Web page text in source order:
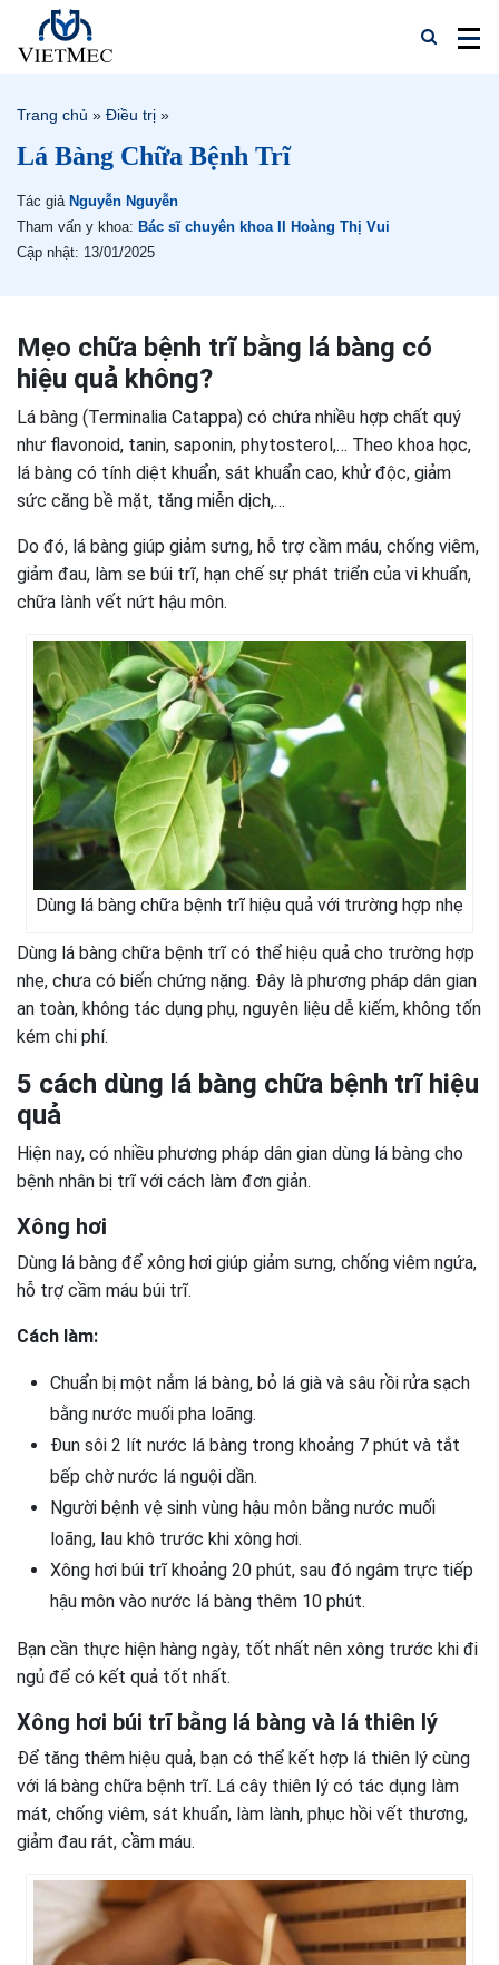
Trang chủ » Điều trị »
Lá Bàng Chữa Bệnh Trĩ
Tác giả Nguyễn Nguyễn
Tham vấn y khoa: Bác sĩ chuyên khoa II Hoàng Thị Vui
Cập nhật: 13/01/2025
Mẹo chữa bệnh trĩ bằng lá bàng có
hiệu quả không?
Lá bàng (Terminalia Catappa) có chứa nhiều hợp chất quý
như flavonoid, tanin, saponin, phytosterol,… Theo khoa học,
lá bàng có tính diệt khuẩn, sát khuẩn cao, khử độc, giảm
sức căng bề mặt, tăng miễn dịch,…
Do đó, lá bàng giúp giảm sưng, hỗ trợ cầm máu, chống viêm,
giảm đau, làm se búi trĩ, hạn chế sự phát triển của vi khuẩn,
chữa lành vết nứt hậu môn.
Dùng lá bàng chữa bệnh trĩ hiệu quả với trường hợp nhẹ
Dùng lá bàng chữa bệnh trĩ có thể hiệu quả cho trường hợp
nhẹ, chưa có biến chứng nặng. Đây là phương pháp dân gian
an toàn, không tác dụng phụ, nguyên liệu dễ kiếm, không tốn
kém chi phí.
5 cách dùng lá bàng chữa bệnh trĩ hiệu
quả
Hiện nay, có nhiều phương pháp dân gian dùng lá bàng cho
bệnh nhân bị trĩ với cách làm đơn giản.
Xông hơi
Dùng lá bàng để xông hơi giúp giảm sưng, chống viêm ngứa,
hỗ trợ cầm máu búi trĩ.
Cách làm:
Chuẩn bị một nắm lá bàng, bỏ lá già và sâu rồi rửa sạch
bằng nước muối pha loãng.
Đun sôi 2 lít nước lá bàng trong khoảng 7 phút và tắt
bếp chờ nước lá nguội dần.
Người bệnh vệ sinh vùng hậu môn bằng nước muối
loãng, lau khô trước khi xông hơi.
Xông hơi búi trĩ khoảng 20 phút, sau đó ngâm trực tiếp
hậu môn vào nước lá bàng thêm 10 phút.
Bạn cần thực hiện hàng ngày, tốt nhất nên xông trước khi đi
ngủ để có kết quả tốt nhất.
Xông hơi búi trĩ bằng lá bàng và lá thiên lý
Để tăng thêm hiệu quả, bạn có thể kết hợp lá thiên lý cùng
với lá bàng chữa bệnh trĩ. Lá cây thiên lý có tác dụng làm
mát, chống viêm, sát khuẩn, làm lành, phục hồi vết thương,
giảm đau rát, cầm máu.